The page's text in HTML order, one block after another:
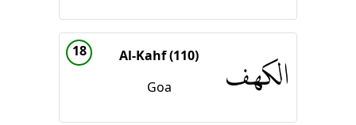
18
Al-Kahf (110)
Goa
الكهف